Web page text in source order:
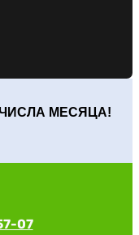
ЧИСЛА МЕСЯЦА!
07